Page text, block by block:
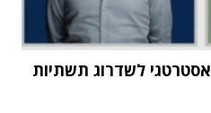
וואן הובילה פרויקט SAP אסטרטגי לשדרוג תשתיות